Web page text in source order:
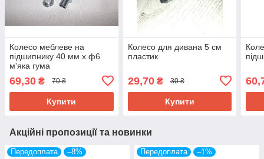
Колесо меблеве на
підшипнику 40 мм х ф6
м'яка гума
69,30 ₴ 70 ₴
Купити
Колесо для дивана 5 см
пластик
29,70₴ 30 ₴
Купити
Акційні пропозиції та новинки
Передоплата –8% Передоплата –1%